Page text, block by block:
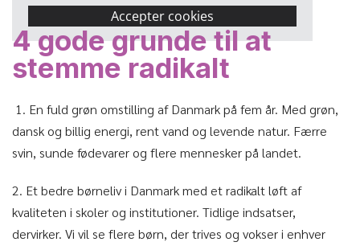
Accepter cookies
4 gode grunde til at
stemme radikalt
1. En fuld grøn omstilling af Danmark på fem år. Med grøn,
dansk og billig energi, rent vand og levende natur. Færre
svin, sunde fødevarer og flere mennesker på landet.
2. Et bedre børneliv i Danmark med et radikalt løft af
kvaliteten i skoler og institutioner. Tidlige indsatser,
dervirker. Vi vil se flere børn, der trives og vokser i enhver